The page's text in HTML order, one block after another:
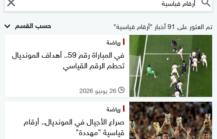
حسب القسم تم العثور على 91 أخبار "أرقام قياسية"
رياضة
في المباراة رقم 59.. أهداف المونديال
تحطم الرقم القياسي
l 26 يونيو 2026
رياضة
صراع الأجيال في المونديال.. أرقام
قياسية "مهددة"